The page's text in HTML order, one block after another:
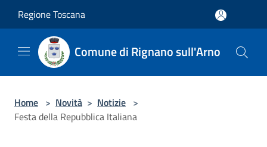
Regione Toscana
Comune di Rignano sull'Arno
Home > Novità > Notizie >
Festa della Repubblica Italiana